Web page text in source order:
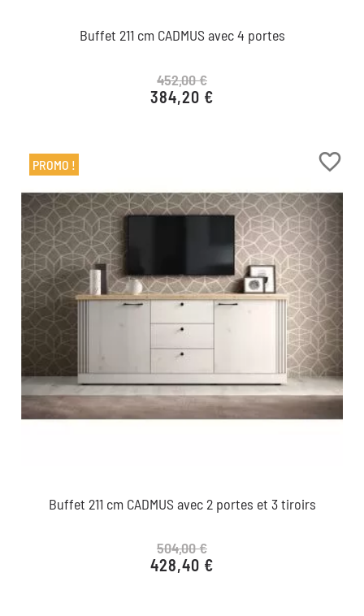
Buffet 211 cm CADMUS avec 4 portes
Prix de base
452,00 €
Prix
384,20 €
favorite_border
Buffet 211 cm CADMUS avec 2 portes et 3 tiroirs
Prix de base
504,00 €
Prix
428,40 €
PROMO !